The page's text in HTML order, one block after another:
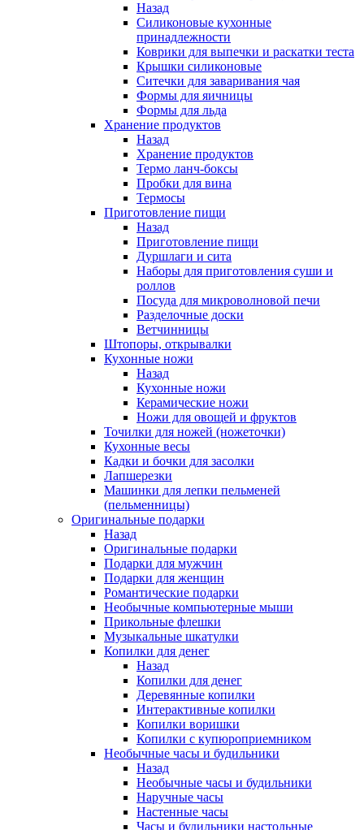
Назад
Силиконовые кухонные
принадлежности
Коврики для выпечки и раскатки теста
Крышки силиконовые
Ситечки для заваривания чая
Формы для яичницы
Формы для льда
Хранение продуктов
Назад
Хранение продуктов
Термо ланч-боксы
Пробки для вина
Термосы
Приготовление пищи
Назад
Приготовление пищи
Дуршлаги и сита
Наборы для приготовления суши и
роллов
Посуда для микроволновой печи
Разделочные доски
Ветчинницы
Штопоры, открывалки
Кухонные ножи
Назад
Кухонные ножи
Керамические ножи
Ножи для овощей и фруктов
Точилки для ножей (ножеточки)
Кухонные весы
Кадки и бочки для засолки
Лапшерезки
Машинки для лепки пельменей
(пельменницы)
Оригинальные подарки
Назад
Оригинальные подарки
Подарки для мужчин
Подарки для женщин
Романтические подарки
Необычные компьютерные мыши
Прикольные флешки
Музыкальные шкатулки
Копилки для денег
Назад
Копилки для денег
Деревянные копилки
Интерактивные копилки
Копилки воришки
Копилки с купюроприемником
Необычные часы и будильники
Назад
Необычные часы и будильники
Наручные часы
Настенные часы
Часы и будильники настольные